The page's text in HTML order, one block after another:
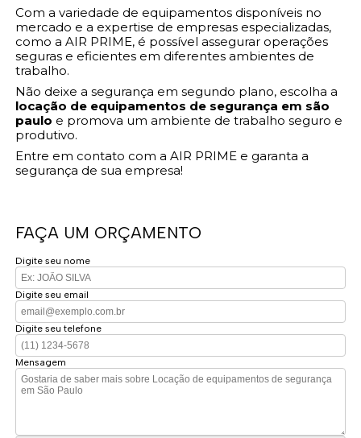
Com a variedade de equipamentos disponíveis no
mercado e a expertise de empresas especializadas,
como a AIR PRIME, é possível assegurar operações
seguras e eficientes em diferentes ambientes de
trabalho.
Não deixe a segurança em segundo plano, escolha a
locação de equipamentos de segurança em são
paulo e promova um ambiente de trabalho seguro e
produtivo.
Entre em contato com a AIR PRIME e garanta a
segurança de sua empresa!
FAÇA UM ORÇAMENTO
Digite seu nome
Digite seu email
Digite seu telefone
Mensagem